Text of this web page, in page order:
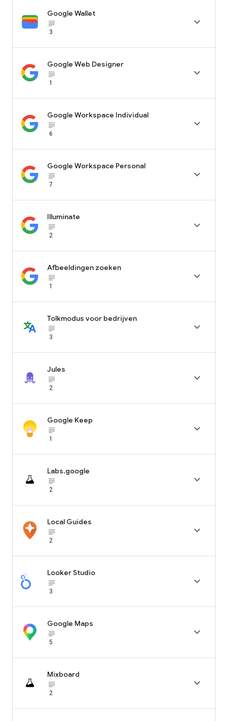
Google Wallet
subject_black
3

Google Web Designer
subject_black
1

Google Workspace Individual
subject_black
6

Google Workspace Personal
subject_black
7

Illuminate
subject_black
2

Afbeeldingen zoeken
subject_black
1

Tolkmodus voor bedrijven
subject_black
3

Jules
subject_black
2

Google Keep
subject_black
1

Labs.google
subject_black
2

Local Guides
subject_black
2

Looker Studio
subject_black
3

Google Maps
subject_black
5

Mixboard
subject_black
2
